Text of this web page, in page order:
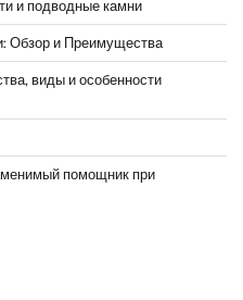
и подводные камни
Обзор и Преимущества
виды и особенности
помощник при